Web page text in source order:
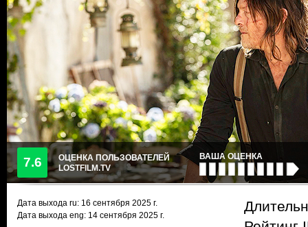
7.6
ОЦЕНКА ПОЛЬЗОВАТЕЛЕЙ
LOSTFILM.TV
ВАША ОЦЕНКА
Дата выхода ru: 16 сентября 2025 г.
Дата выхода eng: 14 сентября 2025 г.